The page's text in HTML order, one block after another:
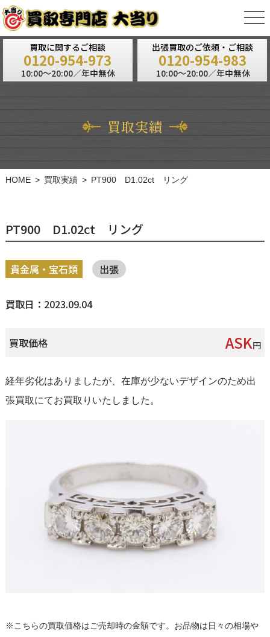
買取に関するご相談
0120-954-973
10:00～20:00／年中無休
出張買取のご依頼・ご相談
0120-954-983
10:00～20:00／年中無休
買取実績
HOME 買取実績 PT900 D1.02ct リング
PT900 D1.02ct リング
貴金属・宝石類 出張
買取日：2023.09.04
買取価格 ASK円
経年劣化はありましたが、在庫が少ないデザインのため出
張買取にてお買取りいたしました。
※こちらの買取価格はご売却時の金額です。お品物は日々の相場や